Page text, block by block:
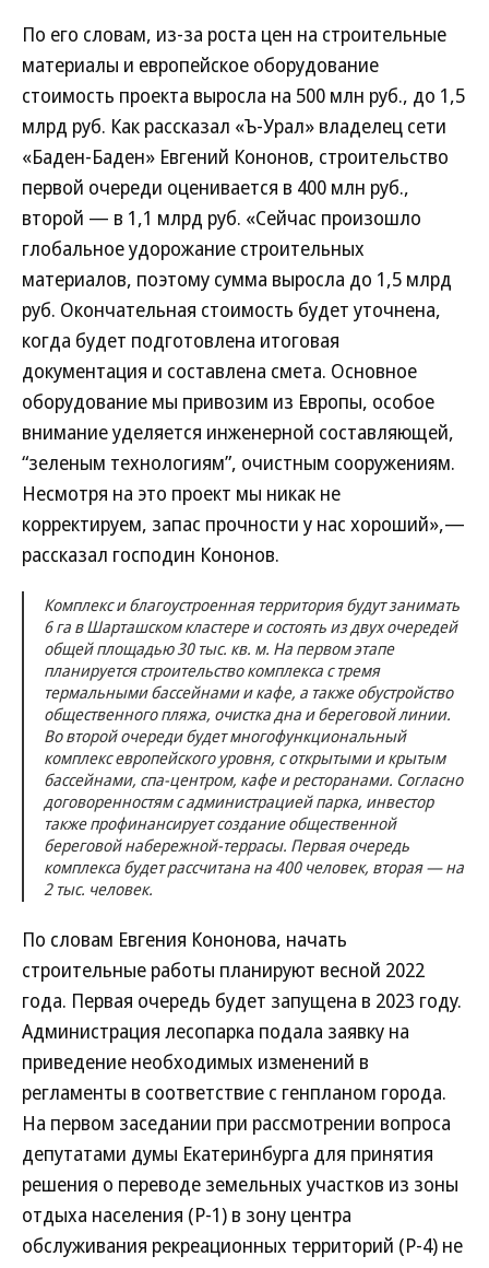
По его словам, из-за роста цен на строительные
материалы и европейское оборудование
стоимость проекта выросла на 500 млн руб., до 1,5
млрд руб. Как рассказал «Ъ-Урал» владелец сети
«Баден-Баден» Евгений Кононов, строительство
первой очереди оценивается в 400 млн руб.,
второй — в 1,1 млрд руб. «Сейчас произошло
глобальное удорожание строительных
материалов, поэтому сумма выросла до 1,5 млрд
руб. Окончательная стоимость будет уточнена,
когда будет подготовлена итоговая
документация и составлена смета. Основное
оборудование мы привозим из Европы, особое
внимание уделяется инженерной составляющей,
“зеленым технологиям”, очистным сооружениям.
Несмотря на это проект мы никак не
корректируем, запас прочности у нас хороший»,—
рассказал господин Кононов.
Комплекс и благоустроенная территория будут занимать
6 га в Шарташском кластере и состоять из двух очередей
общей площадью 30 тыс. кв. м. На первом этапе
планируется строительство комплекса с тремя
термальными бассейнами и кафе, а также обустройство
общественного пляжа, очистка дна и береговой линии.
Во второй очереди будет многофункциональный
комплекс европейского уровня, с открытыми и крытым
бассейнами, спа-центром, кафе и ресторанами. Согласно
договоренностям с администрацией парка, инвестор
также профинансирует создание общественной
береговой набережной-террасы. Первая очередь
комплекса будет рассчитана на 400 человек, вторая — на
2 тыс. человек.
По словам Евгения Кононова, начать
строительные работы планируют весной 2022
года. Первая очередь будет запущена в 2023 году.
Администрация лесопарка подала заявку на
приведение необходимых изменений в
регламенты в соответствие с генпланом города.
На первом заседании при рассмотрении вопроса
депутатами думы Екатеринбурга для принятия
решения о переводе земельных участков из зоны
отдыха населения (Р-1) в зону центра
обслуживания рекреационных территорий (Р-4) не